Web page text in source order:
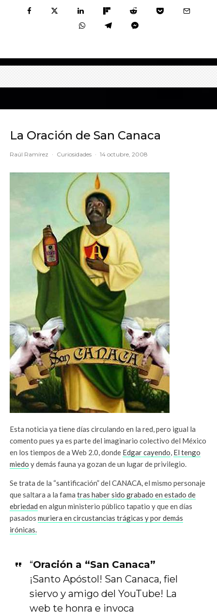
La Oración de San Canaca
Raúl Ramírez · Curiosidades · 14 octubre, 2008
Esta noticia ya tiene días circulando en la red, pero igual la
comento pues ya es parte del imaginario colectivo del México
en los tiempos de a Web 2.0, donde Edgar cayendo, El tengo
miedo y demás fauna ya gozan de un lugar de privilegio.
Se trata de la “santificación” del CANACA, el mismo personaje
que saltara a la fama tras haber sido grabado en estado de
ebriedad en algun ministerio público tapatio y que en días
pasados muriera en circustancias trágicas y por demás
irónicas.
“Oración a “San Canaca”
¡Santo Apóstol! San Canaca, fiel
siervo y amigo del YouTube! La
web te honra e invoca